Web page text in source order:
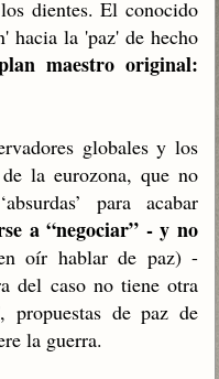
dientes. El conocido
hacia la 'paz' de hecho
maestro original:
globales y los
la eurozona, que no
para acabar
a “negociar” - y no
oír hablar de paz) -
del caso no tiene otra
, propuestas de paz de
la guerra.